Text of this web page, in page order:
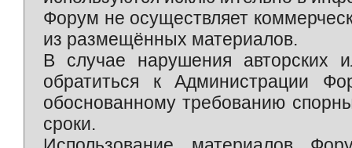
Форум не осуществляет
из размещённых материалов.
В случае нарушения авторских
обратиться к Администрации
обоснованному требованию
сроки.